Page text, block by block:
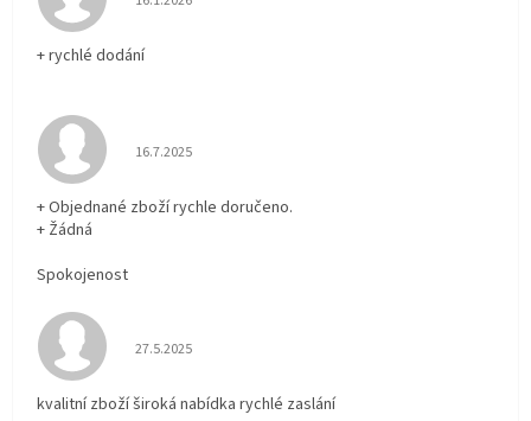
+ rychlé dodání
Hodnocení obchodu je 5 z 5 hvězdiček.
16.7.2025
+ Objednané zboží rychle doručeno.
+ Žádná
Spokojenost
Hodnocení obchodu je 5 z 5 hvězdiček.
27.5.2025
kvalitní zboží široká nabídka rychlé zaslání